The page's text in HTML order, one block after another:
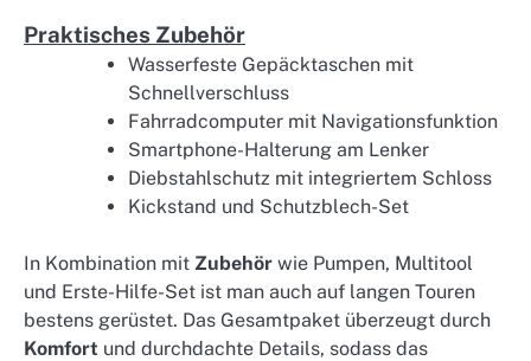
Praktisches Zubehör
Wasserfeste Gepäcktaschen mit
Schnellverschluss
Fahrradcomputer mit Navigationsfunktion
Smartphone-Halterung am Lenker
Diebstahlschutz mit integriertem Schloss
Kickstand und Schutzblech-Set
In Kombination mit Zubehör wie Pumpen, Multitool
und Erste-Hilfe-Set ist man auch auf langen Touren
bestens gerüstet. Das Gesamtpaket überzeugt durch
Komfort und durchdachte Details, sodass das